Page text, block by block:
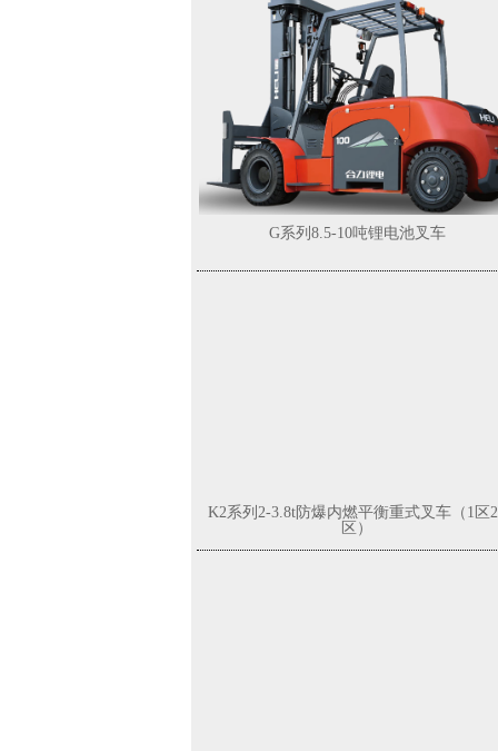
G系列8.5-10吨锂电池叉车
K2系列2-3.8t防爆内燃平衡重式叉车（1区
区）